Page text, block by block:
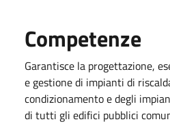
Competenze
Garantisce la progettazione,
e gestione di impianti di
condizionamento e degli
di tutti gli edifici pubblici